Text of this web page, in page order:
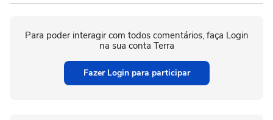
Para poder interagir com todos comentários, faça Login
na sua conta Terra
Fazer Login para participar